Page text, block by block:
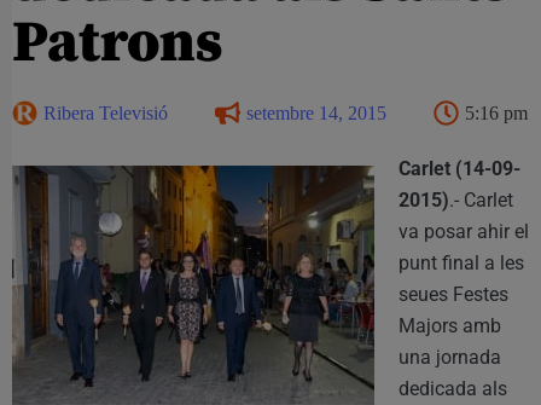
Patrons
Ribera Televisió setembre 14, 2015 5:16 pm
Carlet (14-09-
2015).- Carlet
va posar ahir el
punt final a les
seues Festes
Majors amb
una jornada
dedicada als